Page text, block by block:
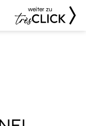
weiter zu